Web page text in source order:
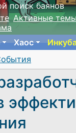
поиск баянов
Активные
Хаос